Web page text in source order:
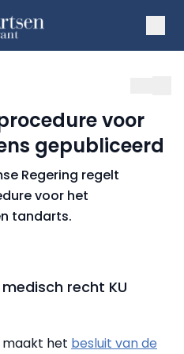
voor
gepubliceerd
Regering regelt
voor het
tandarts.
recht KU
maakt het besluit van de